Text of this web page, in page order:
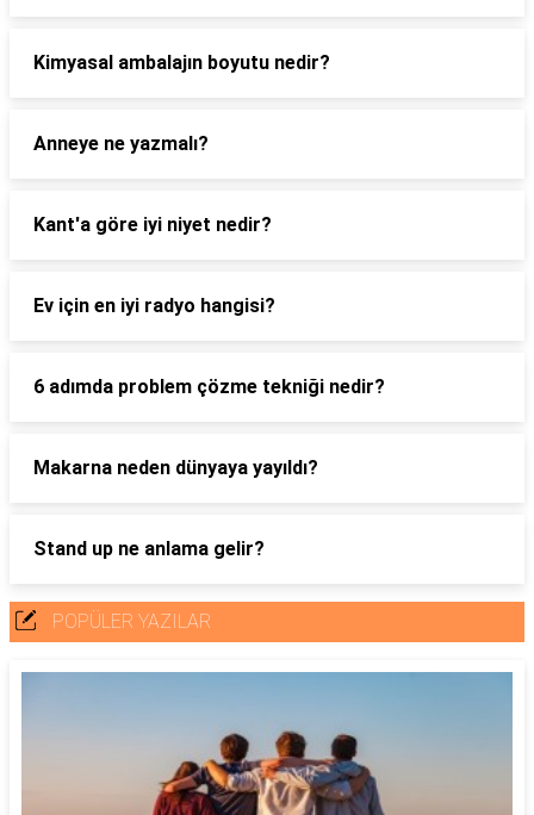
Kimyasal ambalajın boyutu nedir?
Anneye ne yazmalı?
Kant'a göre iyi niyet nedir?
Ev için en iyi radyo hangisi?
6 adımda problem çözme tekniği nedir?
Makarna neden dünyaya yayıldı?
Stand up ne anlama gelir?
POPÜLER YAZILAR